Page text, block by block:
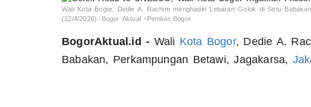
Wali Kota Bogor, Dedie A. Rachim menghadiri Lebaran Golok di Setu
(12/4/2026).-Bogor Aktual -Pemkot Bogor
BogorAktual.id - Wali Kota Bogor, Dedie A.
Babakan, Perkampungan Betawi, Jagakarsa,